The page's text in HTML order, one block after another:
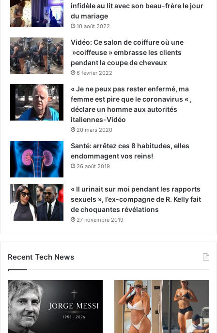
infidèle au lit avec son beau-frère le jour
du mariage
10 août 2022
Vidéo: Ce salon de coiffure où une
»coiffeuse » embrasse les clients
pendant la coupe de cheveux
6 février 2022
« Je ne peux pas rester enfermé, ma
femme est pire que le coronavirus « ,
déclare un homme aux autorités
italiennes-Vidéo
20 mars 2020
Santé: arrêtez ces 8 habitudes, elles
endommagent vos reins!
26 août 2019
« Il urinait sur moi pendant les rapports
sexuels », l’ex-compagne de R. Kelly fait
de choquantes révélations
27 novembre 2019
Recent Tech News